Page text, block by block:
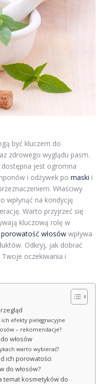
być kluczem do
zdrowego wyglądu pasm.
jest ogromna
i odżywek po maski i
Właściwy
wpłynąć na kondycję
Warto przyjrzeć się
kluczową rolę w
porowatość włosów wpływa
Odkryj, jak dobrać
Twoje oczekiwania i
efekty pielęgnacyjne
– rekomendacje?
włosów
warto wybierać?
ich porowatości
do włosów?
temat kosmetyków do